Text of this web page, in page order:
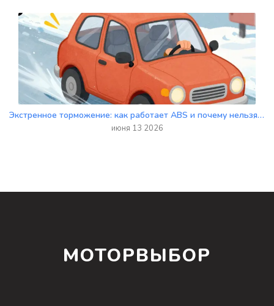
Экстренное торможение: как работает ABS и почему нельзя отпускать педаль
июня 13 2026
МОТОРВЫБОР